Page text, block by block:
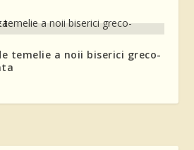
temelie a noii biserici greco-